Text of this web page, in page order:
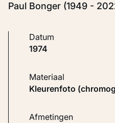
Paul Bonger (1949 -
Datum
1974
Materiaal
Kleurenfoto
Afmetingen